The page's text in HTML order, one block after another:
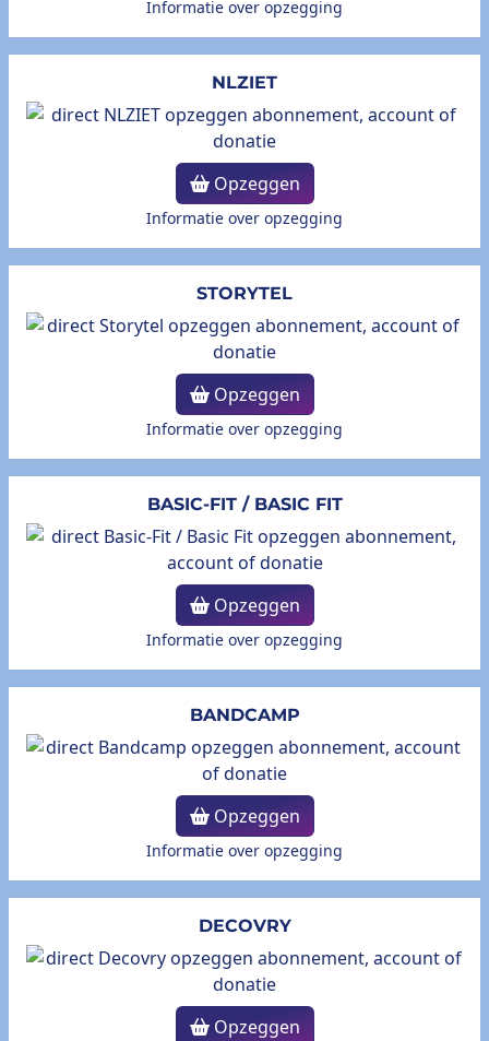
Informatie over opzegging
NLZIET
Opzeggen
Informatie over opzegging
STORYTEL
Opzeggen
Informatie over opzegging
BASIC-FIT / BASIC FIT
Opzeggen
Informatie over opzegging
BANDCAMP
Opzeggen
Informatie over opzegging
DECOVRY
Opzeggen